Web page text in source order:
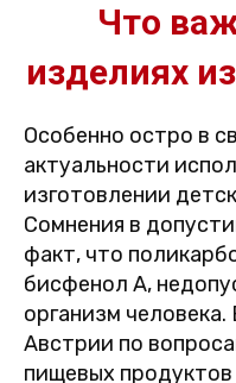
Что
изделиях
Особенно остро в
актуальности
изготовлении
Сомнения в
факт, что
бисфенол А,
организм человека.
Австрии по
пищевых